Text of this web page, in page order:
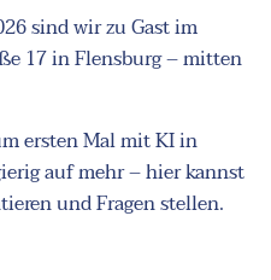
sind wir zu Gast im
17 in Flensburg – mitten
ersten Mal mit KI in
auf mehr – hier kannst
und Fragen stellen.